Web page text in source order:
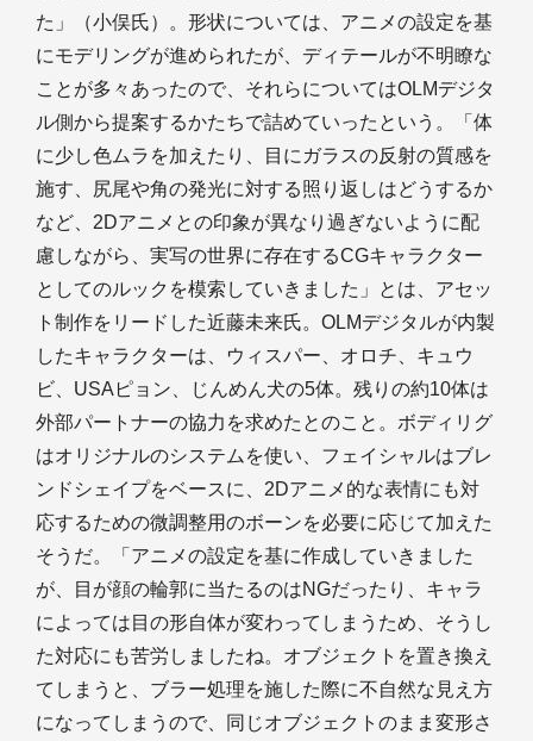
た」（小俣氏）。形状については、アニメの設定を基
にモデリングが進められたが、ディテールが不明瞭な
ことが多々あったので、それらについてはOLMデジタ
ル側から提案するかたちで詰めていったという。「体
に少し色ムラを加えたり、目にガラスの反射の質感を
施す、尻尾や角の発光に対する照り返しはどうするか
など、2Dアニメとの印象が異なり過ぎないように配
慮しながら、実写の世界に存在するCGキャラクター
としてのルックを模索していきました」とは、アセッ
ト制作をリードした近藤未来氏。OLMデジタルが内製
したキャラクターは、ウィスパー、オロチ、キュウ
ビ、USAピョン、じんめん犬の5体。残りの約10体は
外部パートナーの協力を求めたとのこと。ボディリグ
はオリジナルのシステムを使い、フェイシャルはブレ
ンドシェイプをベースに、2Dアニメ的な表情にも対
応するための微調整用のボーンを必要に応じて加えた
そうだ。「アニメの設定を基に作成していきました
が、目が顔の輪郭に当たるのはNGだったり、キャラ
によっては目の形自体が変わってしまうため、そうし
た対応にも苦労しましたね。オブジェクトを置き換え
てしまうと、ブラー処理を施した際に不自然な見え方
になってしまうので、同じオブジェクトのまま変形さ